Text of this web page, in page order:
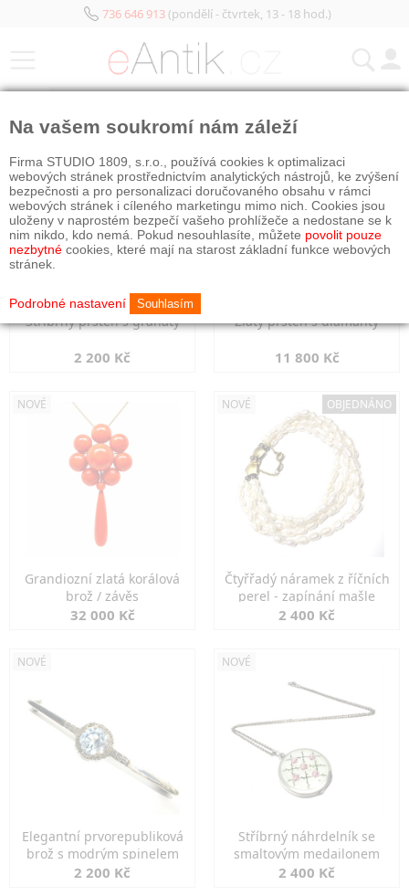
736 646 913(pondělí - čtvrtek, 13 - 18 hod.)
Stříbrný prsten s granáty
2 200 Kč
Zlatý prsten s diamanty
11 800 Kč
NOVÉ
Grandiozní zlatá korálová
brož / závěs
32 000 Kč
NOVÉ OBJEDNÁNO
Čtyřřadý náramek z říčních
perel - zapínání mašle
2 400 Kč
NOVÉ
Elegantní prvorepubliková
brož s modrým spinelem
2 200 Kč
NOVÉ
Stříbrný náhrdelník se
smaltovým medailonem
2 400 Kč
Na vašem soukromí nám záleží
Firma STUDIO 1809, s.r.o., používá cookies k optimalizaci
webových stránek prostřednictvím analytických nástrojů, ke zvýšení
bezpečnosti a pro personalizaci doručovaného obsahu v rámci
webových stránek i cíleného marketingu mimo nich. Cookies jsou
uloženy v naprostém bezpečí vašeho prohlížeče a nedostane se k
nim nikdo, kdo nemá. Pokud nesouhlasíte, můžete povolit pouze
nezbytné cookies, které mají na starost základní funkce webových
stránek.
Podrobné nastavení Souhlasím